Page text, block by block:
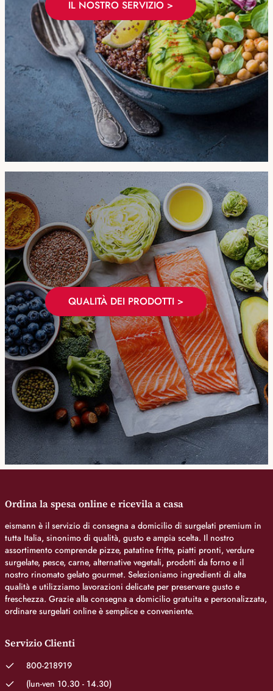
IL NOSTRO SERVIZIO >
QUALITÀ DEI PRODOTTI >
Ordina la spesa online e ricevila a casa
eismann è il servizio di consegna a domicilio di surgelati premium in
tutta Italia, sinonimo di qualità, gusto e ampia scelta. Il nostro
assortimento comprende pizze, patatine fritte, piatti pronti, verdure
surgelate, pesce, carne, alternative vegetali, prodotti da forno e il
nostro rinomato gelato gourmet. Selezioniamo ingredienti di alta
qualità e utilizziamo lavorazioni delicate per preservare gusto e
freschezza. Grazie alla consegna a domicilio gratuita e personalizzata,
ordinare surgelati online è semplice e conveniente.
Servizio Clienti
800-218919
(lun-ven 10.30 - 14.30)